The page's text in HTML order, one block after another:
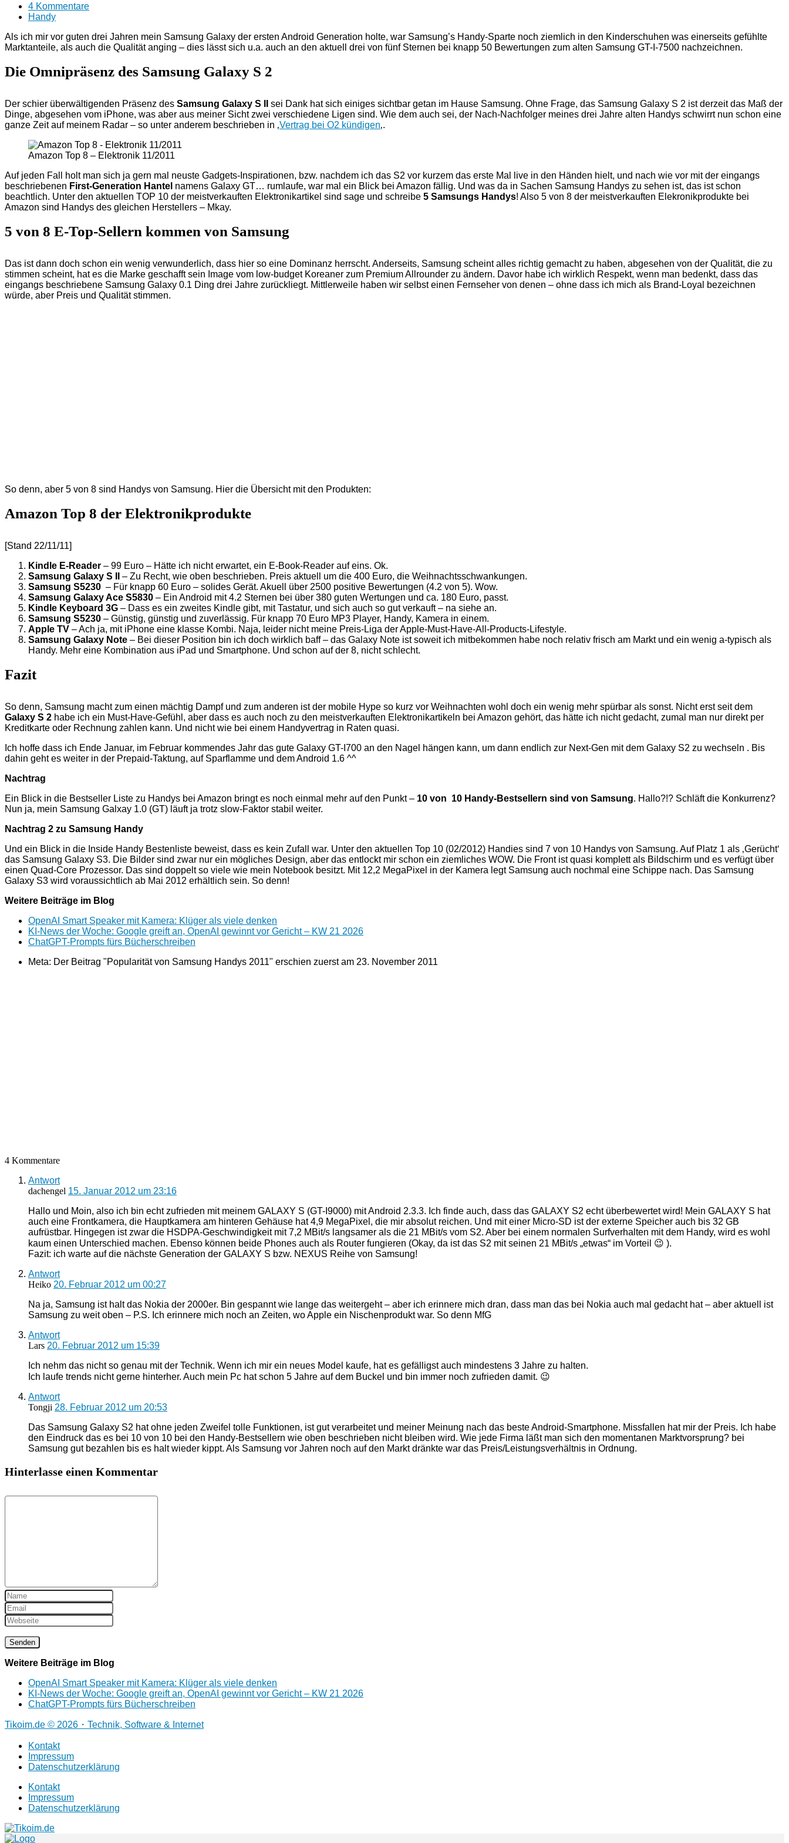
4 Kommentare
Handy
Als ich mir vor guten drei Jahren mein Samsung Galaxy der ersten Android Generation holte, war Samsung’s Handy-Sparte noch ziemlich in den Kinderschuhen was einerseits gefühlte
Marktanteile, als auch die Qualität anging – dies lässt sich u.a. auch an den aktuell drei von fünf Sternen bei knapp 50 Bewertungen zum alten Samsung GT-I-7500 nachzeichnen.
Die Omnipräsenz des Samsung Galaxy S 2
Der schier überwältigenden Präsenz des Samsung Galaxy S II
sei Dank hat sich einiges sichtbar getan im Hause Samsung. Ohne Frage, das Samsung Galaxy S 2 ist derzeit das Maß der
Dinge, abgesehen vom iPhone, was aber aus meiner Sicht zwei verschiedene Ligen sind. Wie dem auch sei, der Nach-Nachfolger meines drei Jahre alten Handys schwirrt nun schon eine
ganze Zeit auf meinem Radar – so unter anderem beschrieben in ‚Vertrag bei O2 kündigen‚.
Amazon Top 8 – Elektronik 11/2011
Auf jeden Fall holt man sich ja gern mal neuste Gadgets-Inspirationen, bzw. nachdem ich das S2 vor kurzem das erste Mal live in den Händen hielt, und nach wie vor mit der eingangs
beschriebenen First-Generation Hantel namens Galaxy GT… rumlaufe, war mal ein Blick bei Amazon fällig. Und was da in Sachen Samsung Handys zu sehen ist, das ist schon
beachtlich. Unter den aktuellen TOP 10 der meistverkauften Elektronikartikel sind sage und schreibe 5 Samsungs Handys! Also 5 von 8 der meistverkauften Elekronikprodukte bei
Amazon sind Handys des gleichen Herstellers – Mkay.
5 von 8 E-Top-Sellern kommen von Samsung
Das ist dann doch schon ein wenig verwunderlich, dass hier so eine Dominanz herrscht. Anderseits, Samsung scheint alles richtig gemacht zu haben, abgesehen von der Qualität, die zu
stimmen scheint, hat es die Marke geschafft sein Image vom low-budget Koreaner zum Premium Allrounder zu ändern. Davor habe ich wirklich Respekt, wenn man bedenkt, dass das
eingangs beschriebene Samsung Galaxy 0.1 Ding drei Jahre zurückliegt. Mittlerweile haben wir selbst einen Fernseher von denen – ohne dass ich mich als Brand-Loyal bezeichnen
würde, aber Preis und Qualität stimmen.
So denn, aber 5 von 8 sind Handys von Samsung. Hier die Übersicht mit den Produkten:
Amazon Top 8 der Elektronikprodukte
[Stand 22/11/11]
Kindle E-Reader – 99 Euro – Hätte ich nicht erwartet, ein E-Book-Reader auf eins. Ok.
Samsung Galaxy S II
– Zu Recht, wie oben beschrieben. Preis aktuell um die 400 Euro, die Weihnachtsschwankungen.
Samsung S5230 – Für knapp 60 Euro – solides Gerät. Akuell über 2500 positive Bewertungen (4.2 von 5). Wow.
Samsung Galaxy Ace S5830 – Ein Android mit 4.2 Sternen bei über 380 guten Wertungen und ca. 180 Euro, passt.
Kindle Keyboard 3G – Dass es ein zweites Kindle gibt, mit Tastatur, und sich auch so gut verkauft – na siehe an.
Samsung S5230 – Günstig, günstig und zuverlässig. Für knapp 70 Euro MP3 Player, Handy, Kamera in einem.
Apple TV – Ach ja, mit iPhone eine klasse Kombi. Naja, leider nicht meine Preis-Liga der Apple-Must-Have-All-Products-Lifestyle.
Samsung Galaxy Note – Bei dieser Position bin ich doch wirklich baff – das Galaxy Note ist soweit ich mitbekommen habe noch relativ frisch am Markt und ein wenig a-typisch als
Handy. Mehr eine Kombination aus iPad und Smartphone. Und schon auf der 8, nicht schlecht.
Fazit
So denn, Samsung macht zum einen mächtig Dampf und zum anderen ist der mobile Hype so kurz vor Weihnachten wohl doch ein wenig mehr spürbar als sonst. Nicht erst seit dem
Galaxy S 2 habe ich ein Must-Have-Gefühl, aber dass es auch noch zu den meistverkauften Elektronikartikeln bei Amazon gehört, das hätte ich nicht gedacht, zumal man nur direkt per
Kreditkarte oder Rechnung zahlen kann. Und nicht wie bei einem Handyvertrag in Raten quasi.
Ich hoffe dass ich Ende Januar, im Februar kommendes Jahr das gute Galaxy GT-I700 an den Nagel hängen kann, um dann endlich zur Next-Gen mit dem Galaxy S2 zu wechseln . Bis
dahin geht es weiter in der Prepaid-Taktung, auf Sparflamme und dem Android 1.6 ^^
Nachtrag
Ein Blick in die Bestseller Liste zu Handys bei Amazon bringt es noch einmal mehr auf den Punkt – 10 von 10 Handy-Bestsellern sind von Samsung. Hallo?!? Schläft die Konkurrenz?
Nun ja, mein Samsung Galxay 1.0 (GT) läuft ja trotz slow-Faktor stabil weiter.
Nachtrag 2 zu Samsung Handy
Und ein Blick in die Inside Handy Bestenliste beweist, dass es kein Zufall war. Unter den aktuellen Top 10 (02/2012) Handies sind 7 von 10 Handys von Samsung. Auf Platz 1 als ‚Gerücht‘
das Samsung Galaxy S3. Die Bilder sind zwar nur ein mögliches Design, aber das entlockt mir schon ein ziemliches WOW. Die Front ist quasi komplett als Bildschirm und es verfügt über
einen Quad-Core Prozessor. Das sind doppelt so viele wie mein Notebook besitzt. Mit 12,2 MegaPixel in der Kamera legt Samsung auch nochmal eine Schippe nach. Das Samsung
Galaxy S3 wird voraussichtlich ab Mai 2012 erhältlich sein. So denn!
Weitere Beiträge im Blog
OpenAI Smart Speaker mit Kamera: Klüger als viele denken
KI-News der Woche: Google greift an, OpenAI gewinnt vor Gericht – KW 21 2026
ChatGPT-Prompts fürs Bücherschreiben
Meta: Der Beitrag "Popularität von Samsung Handys 2011" erschien zuerst am 23. November 2011
4 Kommentare
Antwort
dachengel 15. Januar 2012 um 23:16
Hallo und Moin, also ich bin echt zufrieden mit meinem GALAXY S (GT-I9000) mit Android 2.3.3. Ich finde auch, dass das GALAXY S2 echt überbewertet wird! Mein GALAXY S hat
auch eine Frontkamera, die Hauptkamera am hinteren Gehäuse hat 4,9 MegaPixel, die mir absolut reichen. Und mit einer Micro-SD ist der externe Speicher auch bis 32 GB
aufrüstbar. Hingegen ist zwar die HSDPA-Geschwindigkeit mit 7,2 MBit/s langsamer als die 21 MBit/s vom S2. Aber bei einem normalen Surfverhalten mit dem Handy, wird es wohl
kaum einen Unterschied machen. Ebenso können beide Phones auch als Router fungieren (Okay, da ist das S2 mit seinen 21 MBit/s „etwas“ im Vorteil 😉 ).
Fazit: ich warte auf die nächste Generation der GALAXY S bzw. NEXUS Reihe von Samsung!
Antwort
Heiko 20. Februar 2012 um 00:27
Na ja, Samsung ist halt das Nokia der 2000er. Bin gespannt wie lange das weitergeht – aber ich erinnere mich dran, dass man das bei Nokia auch mal gedacht hat – aber aktuell ist
Samsung zu weit oben – P.S. Ich erinnere mich noch an Zeiten, wo Apple ein Nischenprodukt war. So denn MfG
Antwort
Lars 20. Februar 2012 um 15:39
Ich nehm das nicht so genau mit der Technik. Wenn ich mir ein neues Model kaufe, hat es gefälligst auch mindestens 3 Jahre zu halten.
Ich laufe trends nicht gerne hinterher. Auch mein Pc hat schon 5 Jahre auf dem Buckel und bin immer noch zufrieden damit. 😉
Antwort
Tongji 28. Februar 2012 um 20:53
Das Samsung Galaxy S2 hat ohne jeden Zweifel tolle Funktionen, ist gut verarbeitet und meiner Meinung nach das beste Android-Smartphone. Missfallen hat mir der Preis. Ich habe
den Eindruck das es bei 10 von 10 bei den Handy-Bestsellern wie oben beschrieben nicht bleiben wird. Wie jede Firma läßt man sich den momentanen Marktvorsprung? bei
Samsung gut bezahlen bis es halt wieder kippt. Als Samsung vor Jahren noch auf den Markt dränkte war das Preis/Leistungsverhältnis in Ordnung.
Hinterlasse einen Kommentar
Weitere Beiträge im Blog
OpenAI Smart Speaker mit Kamera: Klüger als viele denken
KI-News der Woche: Google greift an, OpenAI gewinnt vor Gericht – KW 21 2026
ChatGPT-Prompts fürs Bücherschreiben
Tikoim.de © 2026・Technik, Software & Internet
Kontakt
Impressum
Datenschutzerklärung
Kontakt
Impressum
Datenschutzerklärung